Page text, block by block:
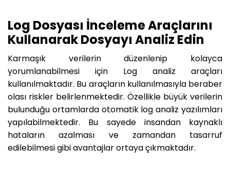
Log Dosyası İnceleme Araçlarını
Kullanarak Dosyayı Analiz Edin
Karmaşık verilerin düzenlenip kolayca
yorumlanabilmesi için Log analiz araçları
kullanılmaktadır. Bu araçların kullanılmasıyla beraber
olası riskler belirlenmektedir. Özellikle büyük verilerin
bulunduğu ortamlarda otomatik log analiz yazılımları
yapılabilmektedir. Bu sayede insandan kaynaklı
hataların azalması ve zamandan tasarruf
edilebilmesi gibi avantajlar ortaya çıkmaktadır.